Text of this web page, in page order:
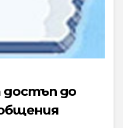
достъп до